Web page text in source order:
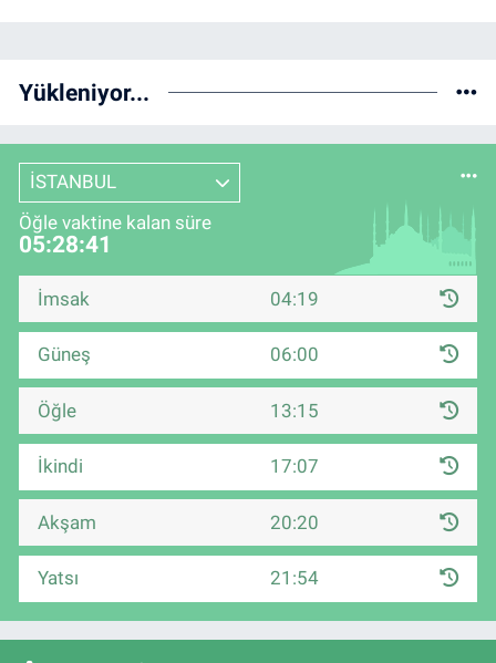
Yükleniyor...
İSTANBUL
Öğle vaktine kalan süre
05:28:40
İmsak 04:19
Güneş 06:00
Öğle 13:15
İkindi 17:07
Akşam 20:20
Yatsı 21:54